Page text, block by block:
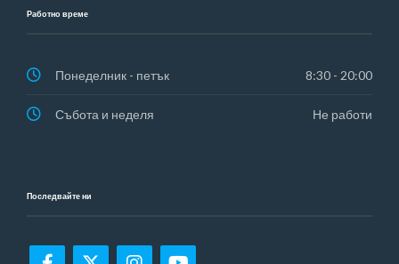
Работно време
Понеделник - петък 8:30 - 20:00
Събота и неделя Не работи
Последвайте ни